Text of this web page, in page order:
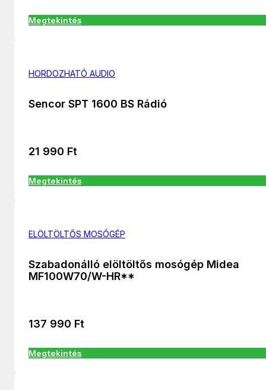
Megtekintés
HORDOZHATÓ AUDIO
Sencor SPT 1600 BS Rádió
21 990 Ft
Megtekintés
ELÖLTÖLTŐS MOSÓGÉP
Szabadonálló elöltöltős mosógép Midea
MF100W70/W-HR**
137 990 Ft
Megtekintés